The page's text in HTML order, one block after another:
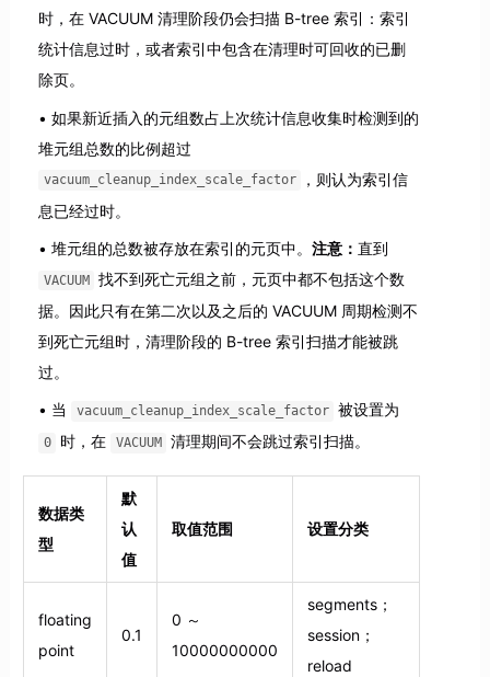
时，在 VACUUM 清理阶段仍会扫描 B-tree 索引：索引
统计信息过时，或者索引中包含在清理时可回收的已删
除页。
如果新近插入的元组数占上次统计信息收集时检测到的
堆元组总数的比例超过
vacuum_cleanup_index_scale_factor
，则认为索引信
息已经过时。
堆元组的总数被存放在索引的元页中。 注意： 直到
VACUUM
找不到死亡元组之前，元页中都不包括这个数
据。因此只有在第二次以及之后的 VACUUM 周期检测不
到死亡元组时，清理阶段的 B-tree 索引扫描才能被跳
过。
当 vacuum_cleanup_index_scale_factor 被设置为
0 时，在 VACUUM 清理期间不会跳过索引扫描。
数据类
型
默
认
值
取值范围 设置分类
floating
point
0.1
0 ～
10000000000
segments；
session；
reload